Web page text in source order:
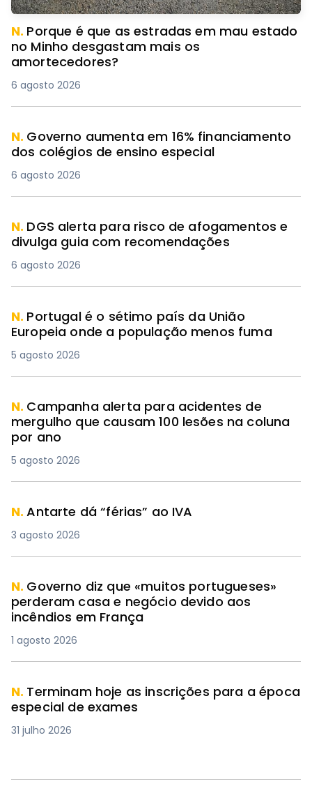
N. Porque é que as estradas em mau estado
no Minho desgastam mais os
amortecedores?
6 agosto 2026
N. Governo aumenta em 16% financiamento
dos colégios de ensino especial
6 agosto 2026
N. DGS alerta para risco de afogamentos e
divulga guia com recomendações
6 agosto 2026
N. Portugal é o sétimo país da União
Europeia onde a população menos fuma
5 agosto 2026
N. Campanha alerta para acidentes de
mergulho que causam 100 lesões na coluna
por ano
5 agosto 2026
N.Antarte dá “férias” ao IVA
3 agosto 2026
N. Governo diz que «muitos portugueses»
perderam casa e negócio devido aos
incêndios em França
1 agosto 2026
N. Terminam hoje as inscrições para a época
especial de exames
31 julho 2026